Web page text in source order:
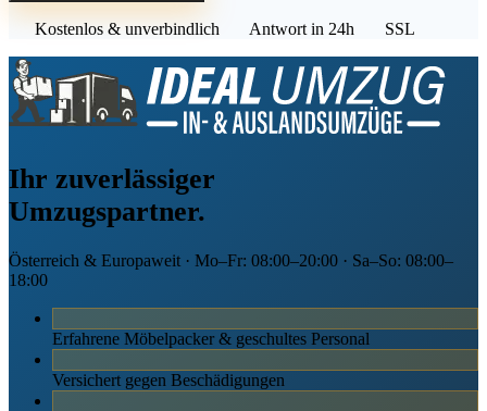
Kostenlos & unverbindlich Antwort in 24h SSL
Ihr zuverlässiger
Umzugspartner.
Österreich & Europaweit · Mo–Fr: 08:00–20:00 · Sa–So: 08:00–
18:00
Erfahrene Möbelpacker & geschultes Personal
Versichert gegen Beschädigungen